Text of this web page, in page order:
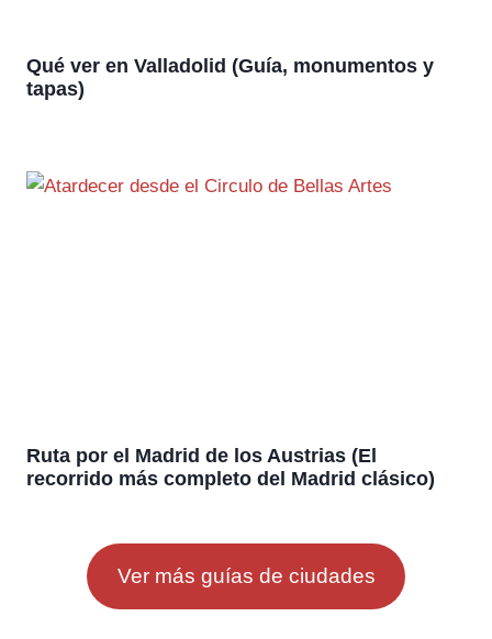
Qué ver en Valladolid (Guía, monumentos y
tapas)
Ruta por el Madrid de los Austrias (El
recorrido más completo del Madrid clásico)
Ver más guías de ciudades